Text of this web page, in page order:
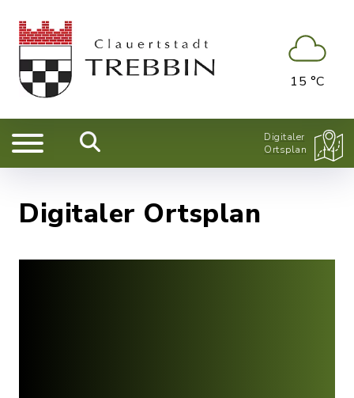
15 °C
Digitaler
Ortsplan
Digitaler Ortsplan